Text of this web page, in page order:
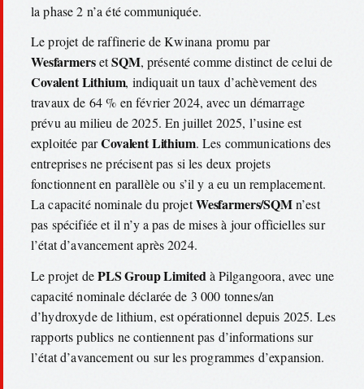
la phase 2 n’a été communiquée.
Le projet de raffinerie de Kwinana promu par
WesfarmersetSQM, présenté comme distinct de celui de
Covalent Lithium, indiquait un taux d’achèvement des
travaux de 64 % en février 2024, avec un démarrage
prévu au milieu de 2025. En juillet 2025, l’usine est
exploitée parCovalent Lithium. Les communications des
entreprises ne précisent pas si les deux projets
fonctionnent en parallèle ou s’il y a eu un remplacement.
La capacité nominale du projetWesfarmers/SQMn’est
pas spécifiée et il n’y a pas de mises à jour officielles sur
l’état d’avancement après 2024.
Le projet dePLS Group Limited à Pilgangoora, avec une
capacité nominale déclarée de 3 000 tonnes/an
d’hydroxyde de lithium, est opérationnel depuis 2025. Les
rapports publics ne contiennent pas d’informations sur
l’état d’avancement ou sur les programmes d’expansion.